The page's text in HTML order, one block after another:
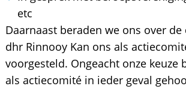
etc
Daarnaast beraden we ons over
dhr Rinnooy Kan ons als
voorgesteld. Ongeacht onze keuze
als actiecomité in ieder geval